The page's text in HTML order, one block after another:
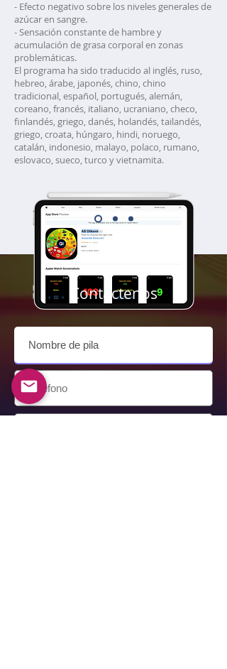
- Efecto negativo sobre los niveles generales de
azúcar en sangre.
- Sensación constante de hambre y
acumulación de grasa corporal en zonas
problemáticas.
El programa ha sido traducido al inglés, ruso,
hebreo, árabe, japonés, chino, chino
tradicional, español, portugués, alemán,
coreano, francés, italiano, ucraniano, checo,
finlandés, griego, danés, holandés, tailandés,
griego, croata, húngaro, hindi, noruego,
catalán, indonesio, malayo, polaco, rumano,
eslovaco, sueco, turco y vietnamita.
Contáctenos